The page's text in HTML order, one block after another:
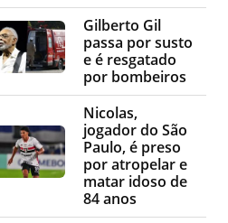
Gilberto Gil
passa por susto
e é resgatado
por bombeiros
Nicolas,
jogador do São
Paulo, é preso
por atropelar e
matar idoso de
84 anos